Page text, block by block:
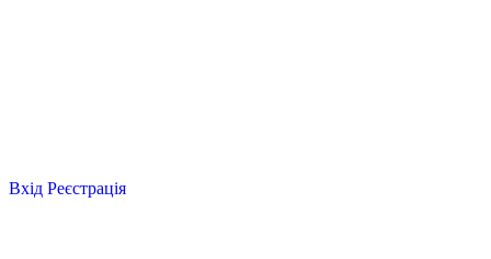
Вхід Реєстрація